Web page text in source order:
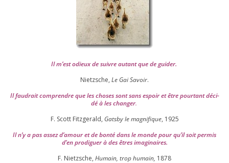
Il m’est odieux de suivre autant que de gui­der.
Nietzsche, Le Gai Savoir.
Il fau­drait com­prendre que les choses sont sans espoir et être pour­tant déci­
dé à les chan­ger.
F. Scott Fitzgerald, Gatsby le magni­fique, 1925
Il n’y a pas assez d’a­mour et de bon­té dans le monde pour qu’il soit per­mis
d’en pro­di­guer à des êtres imaginaires.
F. Nietzsche, Humain, trop humain, 1878